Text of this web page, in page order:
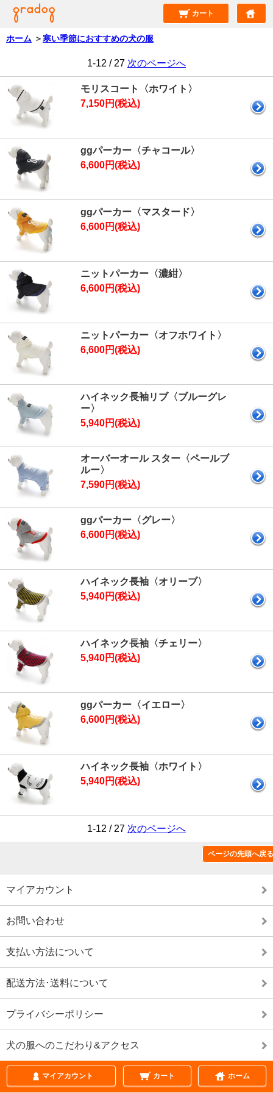
カート
ホーム ＞寒い季節におすすめの犬の服
1-12 / 27 次のページへ
モリスコート〈ホワイト〉
7,150円(税込)
ggパーカー〈チャコール〉
6,600円(税込)
ggパーカー〈マスタード〉
6,600円(税込)
ニットパーカー〈濃紺〉
6,600円(税込)
ニットパーカー〈オフホワイト〉
6,600円(税込)
ハイネック長袖リブ〈ブルーグレ
ー〉
5,940円(税込)
オーバーオール スター〈ペールブ
ルー〉
7,590円(税込)
ggパーカー〈グレー〉
6,600円(税込)
ハイネック長袖〈オリーブ〉
5,940円(税込)
ハイネック長袖〈チェリー〉
5,940円(税込)
ggパーカー〈イエロー〉
6,600円(税込)
ハイネック長袖〈ホワイト〉
5,940円(税込)
1-12 / 27 次のページへ
ページの先頭へ戻る
マイアカウント
お問い合わせ
支払い方法について
配送方法･送料について
プライバシーポリシー
犬の服へのこだわり&アクセス
ページの先頭へ戻る
ホーム
カート
マイアカウント
表示切替 : スマートフォン